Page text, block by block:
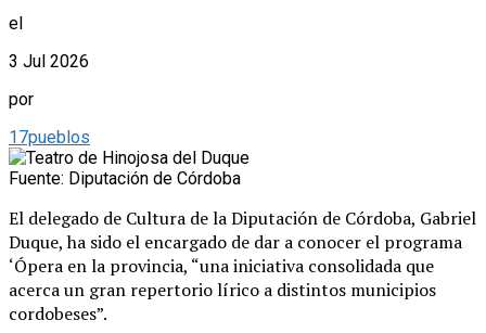
el
3 Jul 2026
por
17pueblos
Fuente: Diputación de Córdoba
El delegado de Cultura de la Diputación de Córdoba, Gabriel
Duque, ha sido el encargado de dar a conocer el programa
‘Ópera en la provincia, “una iniciativa consolidada que
acerca un gran repertorio lírico a distintos municipios
cordobeses”.